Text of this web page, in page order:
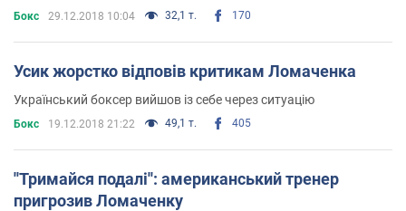
Бокс 29.12.2018 10:04 32,1 т. 170
Усик жорстко відповів критикам Ломаченка
Український боксер вийшов із себе через ситуацію
Бокс 19.12.2018 21:22 49,1 т. 405
''Тримайся подалі'': американський тренер
пригрозив Ломаченку